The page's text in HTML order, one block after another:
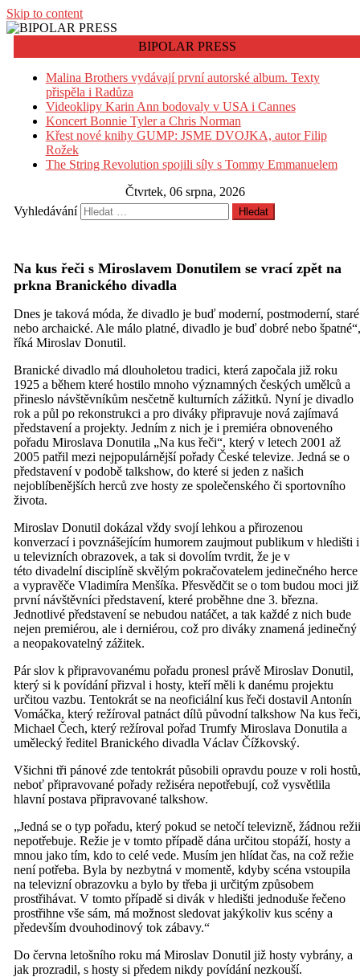
Skip to content
BIPOLAR PRESS
Malina Brothers vydávají první autorské album. Texty
přispěla i Radůza
Videoklipy Karin Ann bodovaly v USA i Cannes
Koncert Bonnie Tyler a Chris Norman
Křest nové knihy GUMP: JSME DVOJKA, autor Filip
Rožek
The String Revolution spojili síly s Tommy Emmanuelem
Čtvrtek, 06 srpna, 2026
Vyhledávání
Na kus řeči s Miroslavem Donutilem se vrací zpět na
prkna Branického divadla
Dnes je taková móda, že divadlo je buď moderní, postmoderní, staré
nebo archaické. Ale málo platné, divadlo je buď dobré nebo špatné“,
říká Miroslav Donutil.
Branické divadlo má dlouholetou tradici, která započala již roku
1925 a během které hostilo mnoho významných českých umělců a
přineslo návštěvníkům nesčetně kulturních zážitků. Nyní je divadlo
rok a půl po rekonstrukci a pro diváky připravuje nová zajímavá
představení a projekty. Jedním z nich je i premiéra obnoveného
pořadu Miroslava Donutila „Na kus řeči“, který v letech 2001 až
2005 patřil mezi nejpopulárnější pořady České televize. Jedná se o
představení v podobě talkshow, do které si jeden z našich
nejoblíbenějších herců zve hosty ze společenského či sportovního
života.
Miroslav Donutil dokázal vždy svojí lehkou a přirozenou
konverzací i povznášejícím humorem zaujmout publikum v hledišti i
u televizních obrazovek, a tak si dovolím tvrdit, že je v
této divadelní disciplíně skvělým pokračovatelem jedinečného herce
a vypravěče Vladimíra Menšíka. Přesvědčit se o tom budou moci již
první návštěvníci představení, které proběhne dne 3. března.
Jednotlivé představení se nebudou natáčet, a tak každé z nich bude
nejen premiérou, ale i derniérou, což pro diváky znamená jedinečný
a neopakovatelný zážitek.
Pár slov k připravovanému pořadu pronesl právě Miroslav Donutil,
který si k povídání přizval i hosty, kteří měli k danému projektu
určitou vazbu. Tentokrát se na neoficiální kus řeči dostavil Antonín
Vomáčka, který režíroval patnáct dílů původní talkshow Na kus řeči,
Michael Čech, který režíroval pořad Trumfy Miroslava Donutila a
umělecký ředitel Branického divadla Václav Čížkovský.
Všichni tři pánové zde tentokrát působili opravdu pouze v roli hostů,
neboť připravované pořady režiséra nepotřebují, což vysvětlila
hlavní postava připravované talkshow.
„Jedná se o typ pořadu, který pokud se netočí televizně, žádnou režii
nepotřebuje. Režie je v tomto případě dána určitou stopáží, hosty a
mnou jako tím, kdo to celé vede. Musím jen hlídat čas, na což režie
není potřeba. Byla by nezbytná v momentě, kdyby scéna vstoupila
na televizní obrazovku a bylo by třeba ji určitým způsobem
prostřihávat. V tomto případě si divák v hledišti jednoduše řečeno
prostřihne vše sám, má možnost sledovat jakýkoliv kus scény a
především dvouhodinový tok zábavy.“
Do června letošního roku má Miroslav Donutil již hosty vybrány, a
jak prozradil, s hosty si předem nikdy povídání nezkouší.